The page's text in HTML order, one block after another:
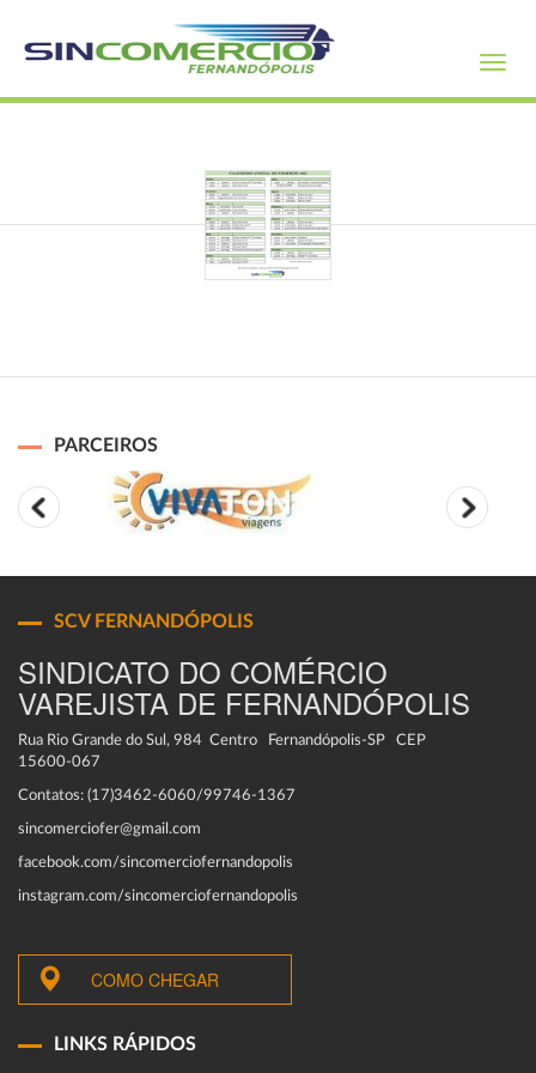
PARCEIROS
SCV FERNANDÓPOLIS
SINDICATO DO COMÉRCIO
VAREJISTA DE FERNANDÓPOLIS
Rua Rio Grande do Sul, 984 Centro Fernandópolis-SP CEP
15600-067
Contatos: (17)3462-6060/99746-1367
sincomerciofer@gmail.com
facebook.com/sincomerciofernandopolis
instagram.com/sincomerciofernandopolis
COMO CHEGAR
LINKS RÁPIDOS